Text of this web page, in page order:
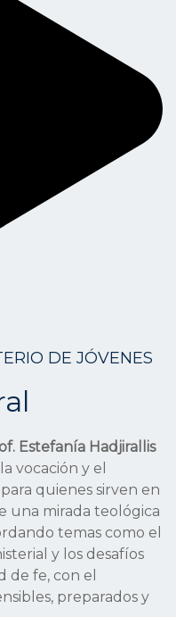
DE JÓVENES
Estefanía Hadjirallis
vocación y el
quienes sirven en
una mirada teológica
temas como el
y los desafíos
de fe, con el
preparados y